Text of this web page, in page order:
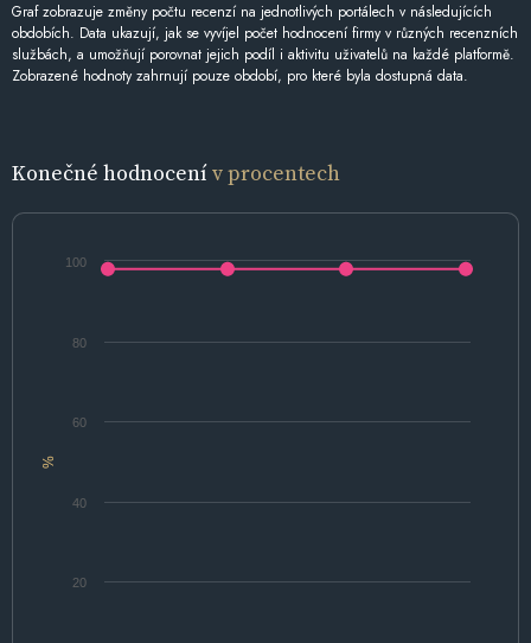
Graf zobrazuje změny počtu recenzí na jednotlivých portálech v následujících
obdobích. Data ukazují, jak se vyvíjel počet hodnocení firmy v různých recenzních
službách, a umožňují porovnat jejich podíl i aktivitu uživatelů na každé platformě.
Zobrazené hodnoty zahrnují pouze období, pro které byla dostupná data.
Konečné hodnocenív procentech
%
20
40
60
80
100